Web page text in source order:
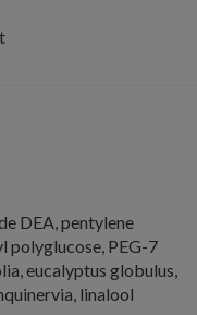
DEA, pentylene
polyglucose, PEG-7
eucalyptus globulus,
linalool